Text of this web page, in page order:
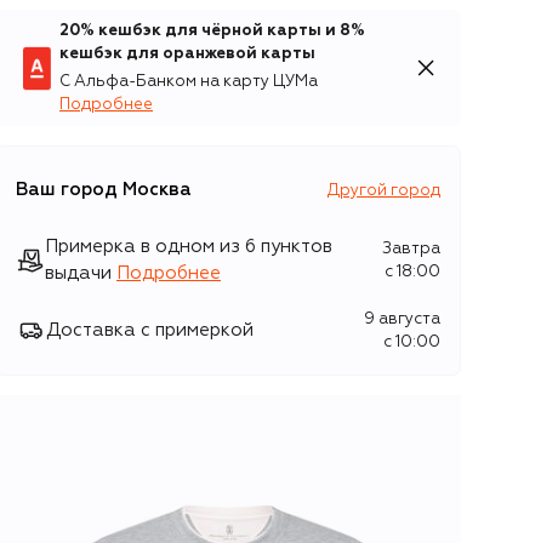
20% кешбэк для чёрной карты и 8%
кешбэк для оранжевой карты
С Альфа-Банком на карту ЦУМа
Подробнее
Ваш город Москва Другой город
Примерка в одном из 6 пунктов
выдачи
Подробнее
Завтра
c 18:00
Доставка с примеркой
9 августа
c 10:00